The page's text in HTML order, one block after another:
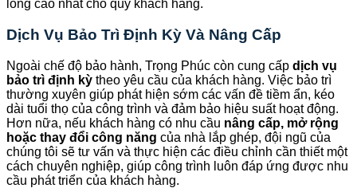
lòng cao nhất cho quý khách hàng.
Dịch Vụ Bảo Trì Định Kỳ Và Nâng Cấp
Ngoài chế độ bảo hành, Trọng Phúc còn cung cấp dịch vụ
bảo trì định kỳ theo yêu cầu của khách hàng. Việc bảo trì
thường xuyên giúp phát hiện sớm các vấn đề tiềm ẩn, kéo
dài tuổi thọ của công trình và đảm bảo hiệu suất hoạt động.
Hơn nữa, nếu khách hàng có nhu cầu nâng cấp, mở rộng
hoặc thay đổi công năng của nhà lắp ghép, đội ngũ của
chúng tôi sẽ tư vấn và thực hiện các điều chỉnh cần thiết một
cách chuyên nghiệp, giúp công trình luôn đáp ứng được nhu
cầu phát triển của khách hàng.